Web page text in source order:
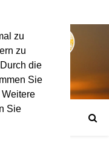
zu
zu
die
Sie
Sie